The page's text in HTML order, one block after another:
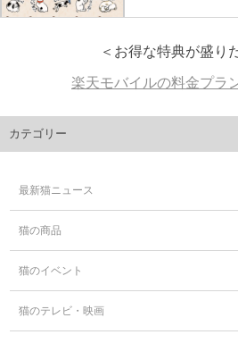
＜お得な特典が盛り
楽天モバイルの料金プラ
カテゴリー
最新猫ニュース
猫の商品
猫のイベント
猫のテレビ・映画